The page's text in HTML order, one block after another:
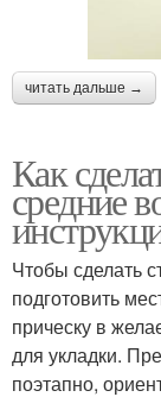
читать дальше →
Как
средние
Чтобы сделать
подготовить
прическу в
для укладки.
поэтапно,